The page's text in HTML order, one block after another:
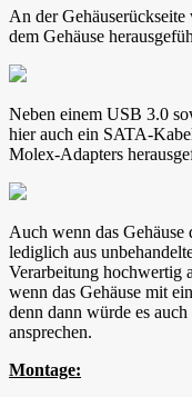
An der
dem Gehäuse
Neben einem USB 3.0
hier auch ein SATA-
Molex-Adapters
Auch wenn das
lediglich aus
Verarbeitung hochwertig
wenn das Gehäuse mit
denn dann würde es
ansprechen.
Montage: